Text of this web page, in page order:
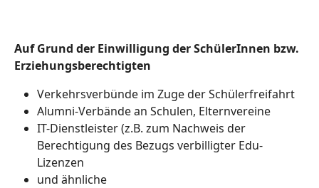
Auf Grund der Einwilligung der SchülerInnen bzw.
Erziehungsberechtigten
Verkehrsverbünde im Zuge der Schülerfreifahrt
Alumni-Verbände an Schulen, Elternvereine
IT-Dienstleister (z.B. zum Nachweis der
Berechtigung des Bezugs verbilligter Edu-
Lizenzen
und ähnliche